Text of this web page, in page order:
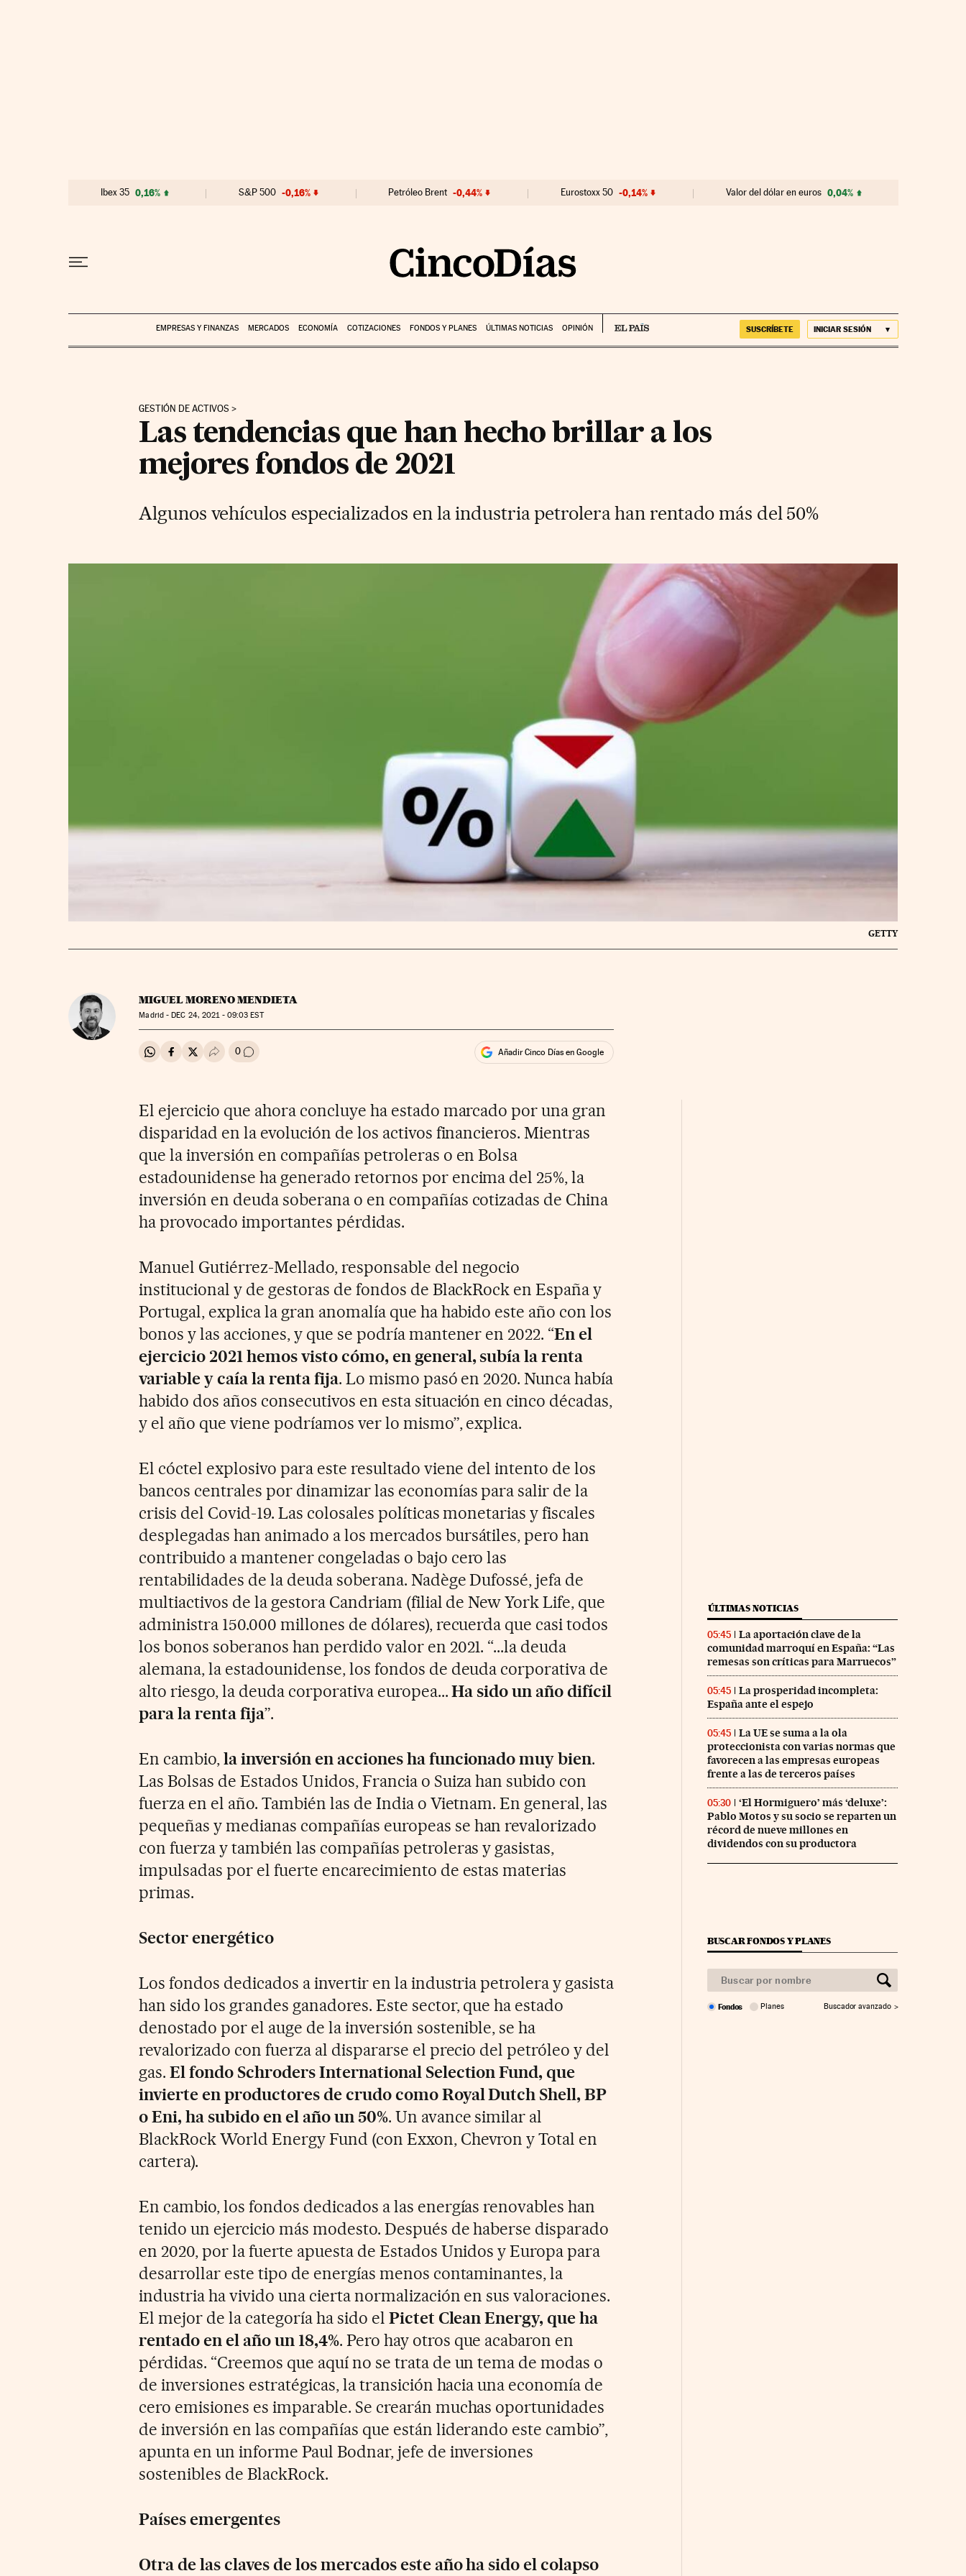
Ibex 35 0,16% S&P 500 -0,16% Petróleo Brent -0,44% Eurostoxx 50 -0,14% Valor del dólar en euros 0,04%
EMPRESAS Y FINANZAS MERCADOS ECONOMÍA COTIZACIONES FONDOS Y PLANES ÚLTIMAS NOTICIAS OPINIÓN SUSCRÍBETE INICIAR SESIÓN
GESTIÓN DE ACTIVOS
Las tendencias que han hecho brillar a los
mejores fondos de 2021
Algunos vehículos especializados en la industria petrolera han rentado más del 50%
GETTY
MIGUEL MORENO MENDIETA
Madrid - DEC 24, 2021 - 09:03 EST
Compartir en Whatsapp
Compartir en Facebook
Compartir en Twitter
Desplegar Redes Sociales
0 Ir a los comentarios Añadir Cinco Días en Google
El ejercicio que ahora concluye ha estado marcado por una gran
disparidad en la evolución de los activos financieros. Mientras
que la inversión en compañías petroleras o en Bolsa
estadounidense ha generado retornos por encima del 25%, la
inversión en deuda soberana o en compañías cotizadas de China
ha provocado importantes pérdidas.
Manuel Gutiérrez-Mellado, responsable del negocio
institucional y de gestoras de fondos de BlackRock en España y
Portugal, explica la gran anomalía que ha habido este año con los
bonos y las acciones, y que se podría mantener en 2022. “En el
ejercicio 2021 hemos visto cómo, en general, subía la renta
variable y caía la renta fija. Lo mismo pasó en 2020. Nunca había
habido dos años consecutivos en esta situación en cinco décadas,
y el año que viene podríamos ver lo mismo”, explica.
El cóctel explosivo para este resultado viene del intento de los
bancos centrales por dinamizar las economías para salir de la
crisis del Covid-19. Las colosales políticas monetarias y fiscales
desplegadas han animado a los mercados bursátiles, pero han
contribuido a mantener congeladas o bajo cero las
rentabilidades de la deuda soberana. Nadège Dufossé, jefa de
multiactivos de la gestora Candriam (filial de New York Life, que
administra 150.000 millones de dólares), recuerda que casi todos
los bonos soberanos han perdido valor en 2021. “...la deuda
alemana, la estadounidense, los fondos de deuda corporativa de
alto riesgo, la deuda corporativa europea...Ha sido un año difícil
para la renta fija”.
En cambio,la inversión en acciones ha funcionado muy bien.
Las Bolsas de Estados Unidos, Francia o Suiza han subido con
fuerza en el año. También las de India o Vietnam. En general, las
pequeñas y medianas compañías europeas se han revalorizado
con fuerza y también las compañías petroleras y gasistas,
impulsadas por el fuerte encarecimiento de estas materias
primas.
Sector energético
Los fondos dedicados a invertir en la industria petrolera y gasista
han sido los grandes ganadores. Este sector, que ha estado
denostado por el auge de la inversión sostenible, se ha
revalorizado con fuerza al dispararse el precio del petróleo y del
gas.El fondo Schroders International Selection Fund, que
invierte en productores de crudo como Royal Dutch Shell, BP
o Eni, ha subido en el año un 50%. Un avance similar al
BlackRock World Energy Fund (con Exxon, Chevron y Total en
cartera).
En cambio, los fondos dedicados a las energías renovables han
tenido un ejercicio más modesto. Después de haberse disparado
en 2020, por la fuerte apuesta de Estados Unidos y Europa para
desarrollar este tipo de energías menos contaminantes, la
industria ha vivido una cierta normalización en sus valoraciones.
El mejor de la categoría ha sido el Pictet Clean Energy, que ha
rentado en el año un 18,4%. Pero hay otros que acabaron en
pérdidas. “Creemos que aquí no se trata de un tema de modas o
de inversiones estratégicas, la transición hacia una economía de
cero emisiones es imparable. Se crearán muchas oportunidades
de inversión en las compañías que están liderando este cambio”,
apunta en un informe Paul Bodnar, jefe de inversiones
sostenibles de BlackRock.
Países emergentes
Otra de las claves de los mercados este año ha sido el colapso
ÚLTIMAS NOTICIAS
05:45
La aportación clave de la
comunidad marroquí en España: “Las
remesas son críticas para Marruecos”
05:45
La prosperidad incompleta:
España ante el espejo
05:45
La UE se suma a la ola
proteccionista con varias normas que
favorecen a las empresas europeas
frente a las de terceros países
05:30
‘El Hormiguero’ más ‘deluxe’:
Pablo Motos y su socio se reparten un
récord de nueve millones en
dividendos con su productora
BUSCAR FONDOS Y PLANES
Fondos Planes Buscador avanzado